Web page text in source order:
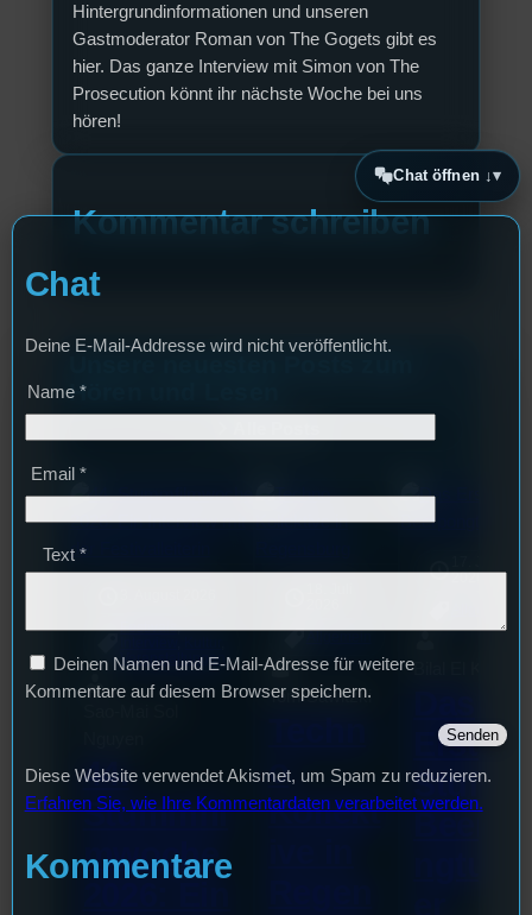
Hintergrundinformationen und unseren
Gastmoderator Roman von The Gogets gibt es
hier. Das ganze Interview mit Simon von The
Prosecution könnt ihr nächste Woche bei uns
hören!
Kommentar schreiben
Hören und Lesen
Festivals ,
Veranstaltungen
44.
Stummfil
mwoche
Tom Sawitzki
o
Kollekt
Bilal El Kasmi
Erste
Stufu
Beerpo
Chat öffnen ↓
Chat
Deine E-Mail-Addresse wird nicht veröffentlicht.
Name *
Email *
Text *
Deinen Namen und E-Mail-Adresse für weitere
Kommentare auf diesem Browser speichern.
Diese Website verwendet Akismet, um Spam zu reduzieren.
Erfahren Sie, wie Ihre Kommentardaten verarbeitet werden.
Kommentare